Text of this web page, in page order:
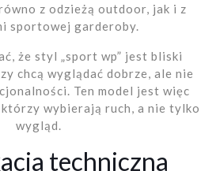
z odzieżą outdoor, jak i z
sportowej garderoby.
że styl „sport wp” jest bliski
chcą wyglądać dobrze, ale nie
Ten model jest więc
wybierają ruch, a nie tylko
wygląd.
techniczna